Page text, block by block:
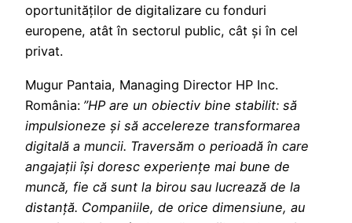
oportunităților de digitalizare cu fonduri
europene, atât în sectorul public, cât și în cel
privat.
Mugur Pantaia, Managing Director HP Inc.
România: ”HP are un obiectiv bine stabilit: să
impulsioneze și să accelereze transformarea
digitală a muncii. Traversăm o perioadă în care
angajații își doresc experiențe mai bune de
muncă, fie că sunt la birou sau lucrează de la
distanță. Companiile, de orice dimensiune, au